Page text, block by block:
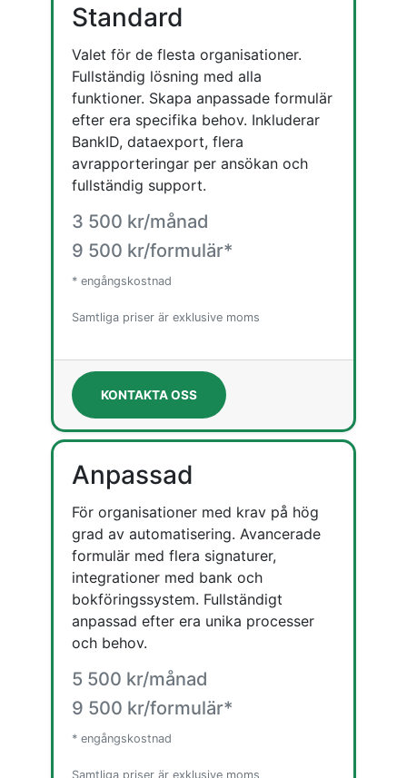
Standard
Valet för de flesta organisationer.
Fullständig lösning med alla
funktioner. Skapa anpassade formulär
efter era specifika behov. Inkluderar
BankID, dataexport, flera
avrapporteringar per ansökan och
fullständig support.
3 500 kr/månad
9 500 kr/formulär*
* engångskostnad
Samtliga priser är exklusive moms
KONTAKTA OSS
Anpassad
För organisationer med krav på hög
grad av automatisering. Avancerade
formulär med flera signaturer,
integrationer med bank och
bokföringssystem. Fullständigt
anpassad efter era unika processer
och behov.
5 500 kr/månad
9 500 kr/formulär*
* engångskostnad
Samtliga priser är exklusive moms